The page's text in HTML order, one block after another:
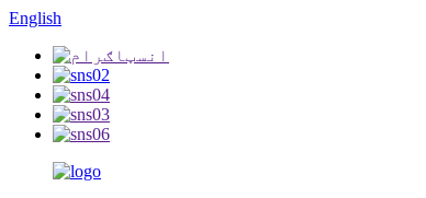
English